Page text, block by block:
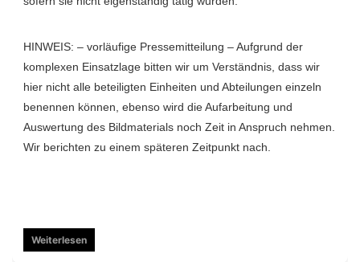
HINWEIS: – vorläufige Pressemitteilung – Aufgrund der
komplexen Einsatzlage bitten wir um Verständnis, dass wir
hier nicht alle beteiligten Einheiten und Abteilungen einzeln
benennen können, ebenso wird die Aufarbeitung und
Auswertung des Bildmaterials noch Zeit in Anspruch nehmen.
Wir berichten zu einem späteren Zeitpunkt nach.
Weiterlesen